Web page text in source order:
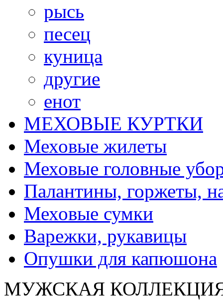
рысь
песец
куница
другие
енот
МЕХОВЫЕ КУРТКИ
Меховые жилеты
Меховые головные
Палантины, горжеты,
Меховые сумки
Варежки, рукавицы
Опушки для капюшона
МУЖСКАЯ